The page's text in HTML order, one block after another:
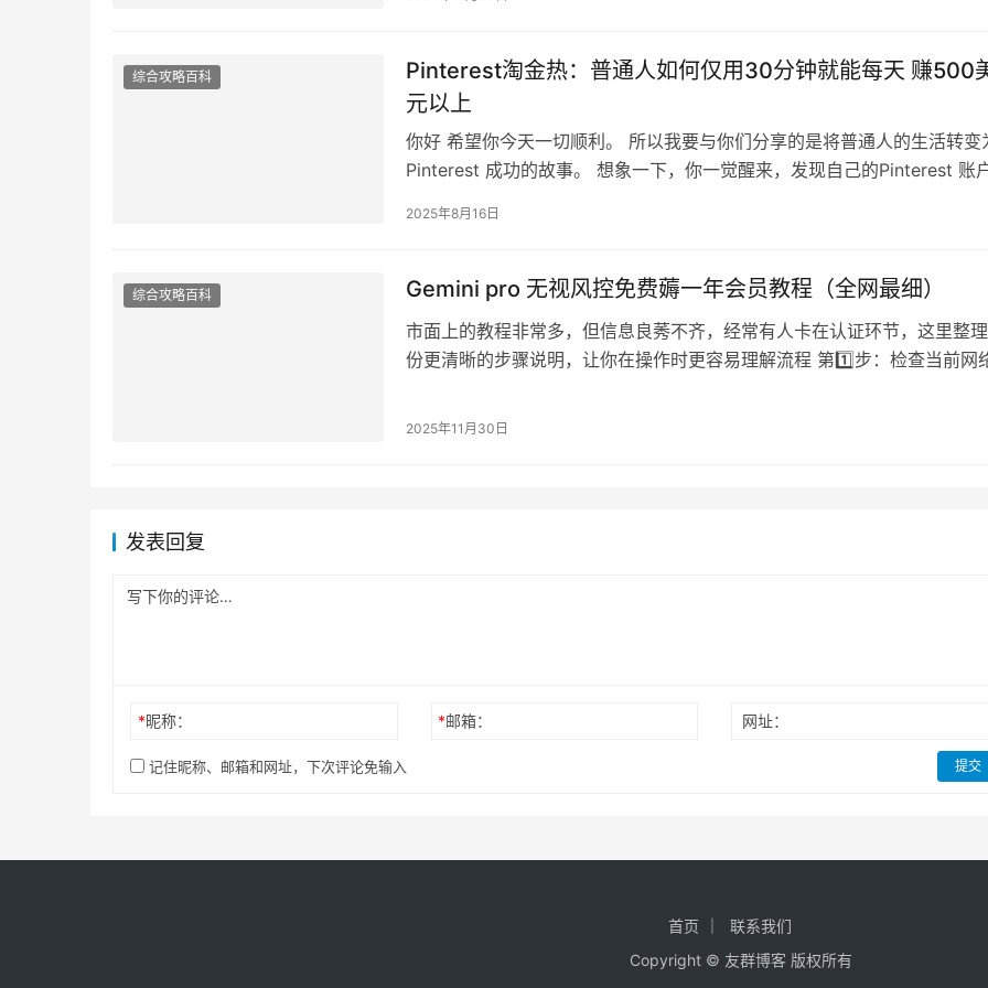
综合攻略百科
Pinterest淘金热：普通人如何仅用30分钟就能每天 赚500
元以上
你好 希望你今天一切顺利。 所以我要与你们分享的是将普通人的生活转变
Pinterest 成功的故事。 想象一下，你一觉醒来，发现自己的Pinterest 账
2025年8月16日
综合攻略百科 Gemini pro 无视风控免费薅一年会员教程（全网最细）
市面上的教程非常多，但信息良莠不齐，经常有人卡在认证环节，这里整
份更清晰的步骤说明，让你在操作时更容易理解流程 第1️⃣步：检查当前网
2025年11月30日
发表回复
*昵称： *邮箱： 网址：
记住昵称、邮箱和网址，下次评论免输入 提交
首页
联系我们
Copyright © 友群博客 版权所有